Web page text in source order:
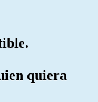
quiera